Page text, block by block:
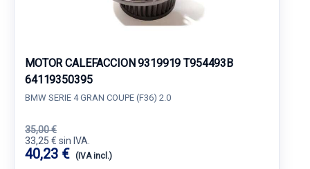
MOTOR CALEFACCION 9319919 T954493B
64119350395
BMW SERIE 4 GRAN COUPE (F36) 2.0
35,00 €
33,25 € sin IVA.
40,23 € (IVA incl.)